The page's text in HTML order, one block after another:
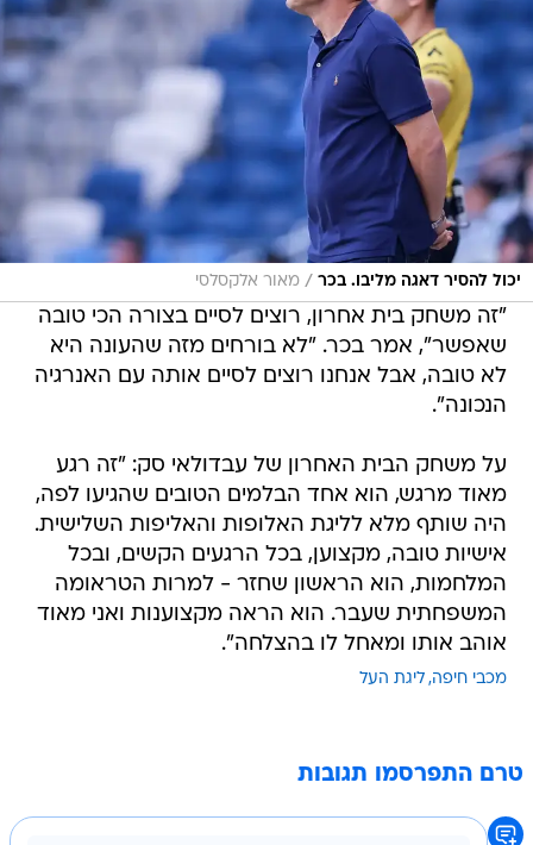
יכול להסיר דאגה מליבו. בכר / מאור אלקסלסי
"זה משחק בית אחרון, רוצים לסיים בצורה הכי טובה
שאפשר", אמר בכר. "לא בורחים מזה שהעונה היא
לא טובה, אבל אנחנו רוצים לסיים אותה עם האנרגיה
הנכונה".
על משחק הבית האחרון של עבדולאי סק: "זה רגע
מאוד מרגש, הוא אחד הבלמים הטובים שהגיעו לפה,
היה שותף מלא לליגת האלופות והאליפות השלישית.
אישיות טובה, מקצוען, בכל הרגעים הקשים, ובכל
המלחמות, הוא הראשון שחזר - למרות הטראומה
המשפחתית שעבר. הוא הראה מקצוענות ואני מאוד
אוהב אותו ומאחל לו בהצלחה".
מכבי חיפה ליגת העל
טרם התפרסמו תגובות